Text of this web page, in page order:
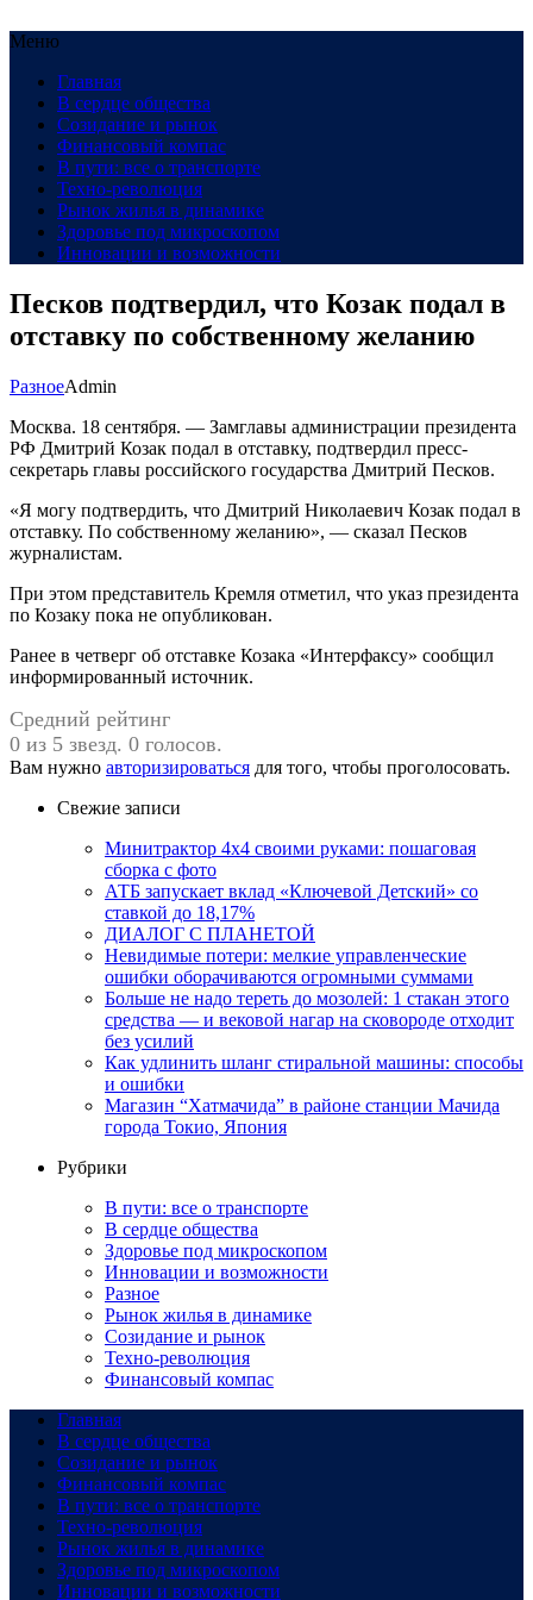
Меню
Главная
В сердце общества
Созидание и рынок
Финансовый компас
В пути: все о транспорте
Техно-революция
Рынок жилья в динамике
Здоровье под микроскопом
Инновации и возможности
Песков подтвердил, что Козак подал в
отставку по собственному желанию
РазноеAdmin
Москва. 18 сентября. — Замглавы администрации президента
РФ Дмитрий Козак подал в отставку, подтвердил пресс-
секретарь главы российского государства Дмитрий Песков.
«Я могу подтвердить, что Дмитрий Николаевич Козак подал в
отставку. По собственному желанию», — сказал Песков
журналистам.
При этом представитель Кремля отметил, что указ президента
по Козаку пока не опубликован.
Ранее в четверг об отставке Козака «Интерфаксу» сообщил
информированный источник.
Средний рейтинг
0 из 5 звезд. 0 голосов.
Вам нужно авторизироваться для того, чтобы проголосовать.
Свежие записи
Минитрактор 4х4 своими руками: пошаговая
сборка с фото
АТБ запускает вклад «Ключевой Детский» со
ставкой до 18,17%
ДИАЛОГ С ПЛАНЕТОЙ
Невидимые потери: мелкие управленческие
ошибки оборачиваются огромными суммами
Больше не надо тереть до мозолей: 1 стакан этого
средства — и вековой нагар на сковороде отходит
без усилий
Как удлинить шланг стиральной машины: способы
и ошибки
Магазин “Хатмачида” в районе станции Мачида
города Токио, Япония
Рубрики
В пути: все о транспорте
В сердце общества
Здоровье под микроскопом
Инновации и возможности
Разное
Рынок жилья в динамике
Созидание и рынок
Техно-революция
Финансовый компас
Главная
В сердце общества
Созидание и рынок
Финансовый компас
В пути: все о транспорте
Техно-революция
Рынок жилья в динамике
Здоровье под микроскопом
Инновации и возможности